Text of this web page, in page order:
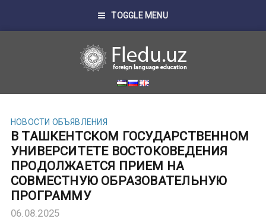
TOGGLE MENU
НОВОСТИ ОБЪЯВЛЕНИЯ
В ТАШКЕНТСКОМ ГОСУДАРСТВЕННОМ
УНИВЕРСИТЕТЕ ВОСТОКОВЕДЕНИЯ
ПРОДОЛЖАЕТСЯ ПРИЕМ НА
СОВМЕСТНУЮ ОБРАЗОВАТЕЛЬНУЮ
ПРОГРАММУ
06.08.2025